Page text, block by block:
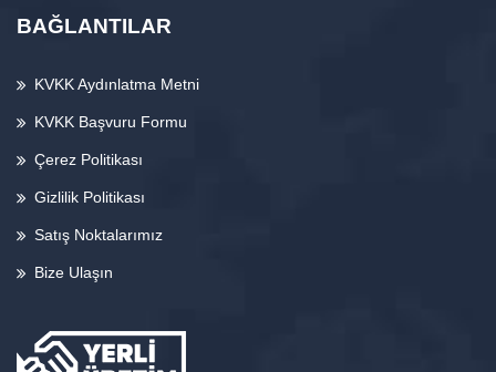
BAĞLANTILAR
KVKK Aydınlatma Metni
KVKK Başvuru Formu
Çerez Politikası
Gizlilik Politikası
Satış Noktalarımız
Bize Ulaşın